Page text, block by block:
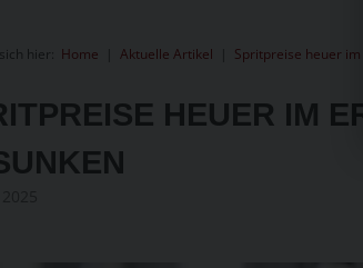
hier: Home Aktuelle Artikel Spritpreise heuer im
HEUER IM